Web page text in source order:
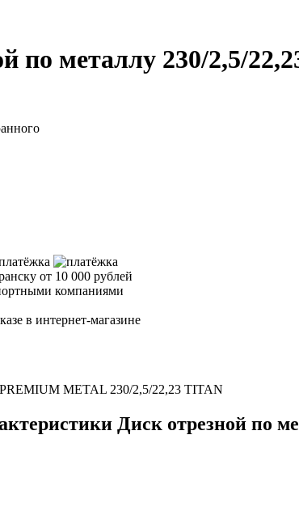
по металлу 230/2,5/
от 10 000 рублей
компаниями
в интернет-магазине
METAL 230/2,5/22,23 TITAN
Диск отрезной по